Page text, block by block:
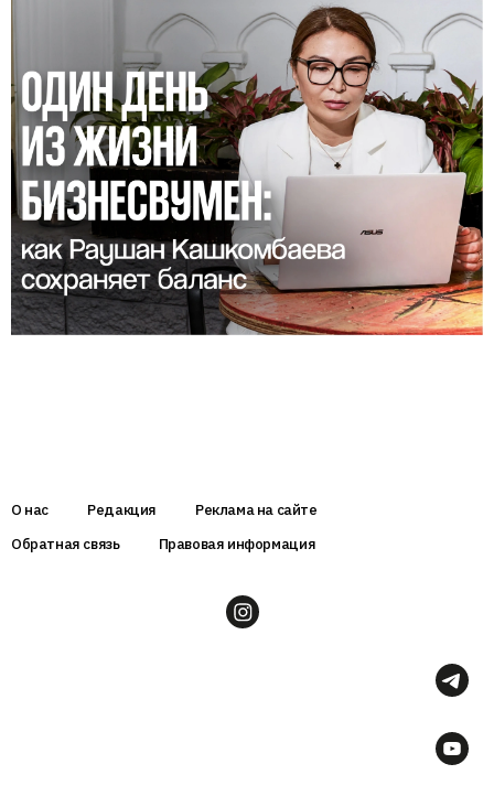
О нас Редакция
Реклама на сайте
Обратная связь
Правовая информация